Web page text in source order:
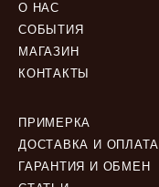
О НАС
СОБЫТИЯ
МАГАЗИН
КОНТАКТЫ
ПРИМЕРКА
ДОСТАВКА И ОПЛАТА
ГАРАНТИЯ И ОБМЕН